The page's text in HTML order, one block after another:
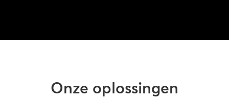
Onze oplossingen